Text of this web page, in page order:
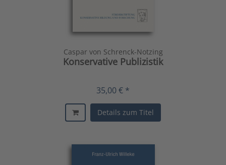
Caspar von Schrenck-Notzing
Konservative Publizistik
35,00 € *
Details zum Titel